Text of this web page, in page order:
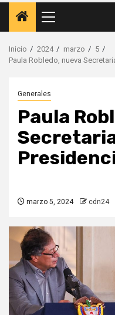
Menú
principal
Inicio 2024 marzo
5
Paula Robledo, nueva
Generales
Paula
marzo 5, 2024 cdn24